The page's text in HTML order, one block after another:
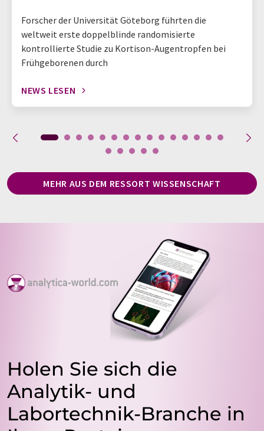
Forscher der Universität Göteborg führten die
weltweit erste doppelblinde randomisierte
kontrollierte Studie zu Kortison-Augentropfen bei
Frühgeborenen durch
NEWS LESEN
MEHR AUS DEM RESSORT WISSENSCHAFT
Holen Sie sich die
Analytik- und
Labortechnik-Branche in